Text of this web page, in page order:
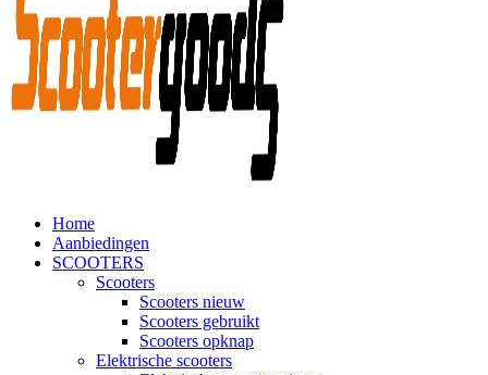
Home
Aanbiedingen
SCOOTERS
Scooters
Scooters nieuw
Scooters gebruikt
Scooters opknap
Elektrische scooters